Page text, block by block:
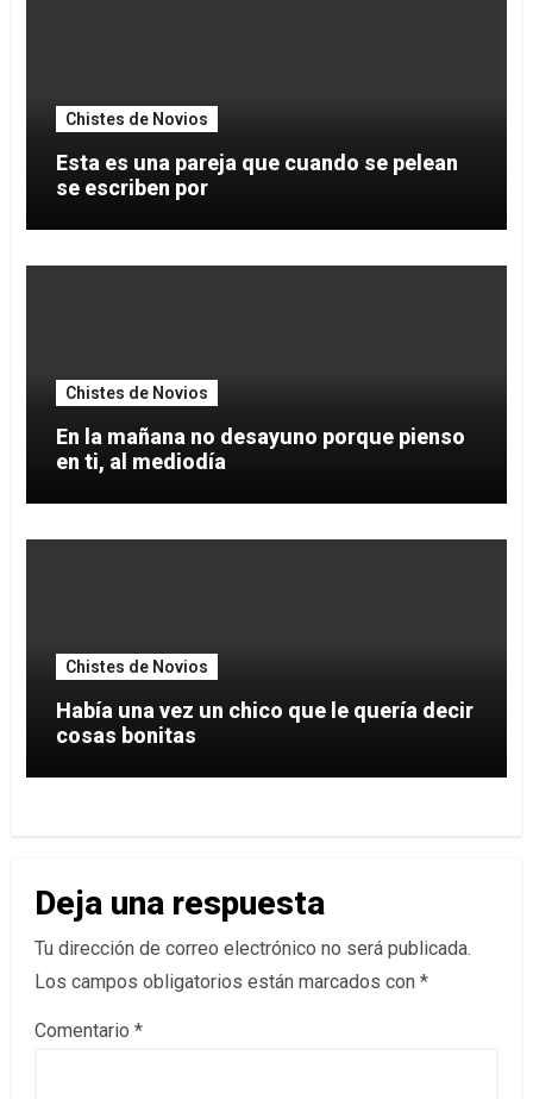
Chistes de Novios
Esta es una pareja que cuando se pelean
se escriben por
Chistes de Novios
En la mañana no desayuno porque pienso
en ti, al mediodía
Chistes de Novios
Había una vez un chico que le quería decir
cosas bonitas
Deja una respuesta
Tu dirección de correo electrónico no será publicada.
Los campos obligatorios están marcados con *
Comentario *